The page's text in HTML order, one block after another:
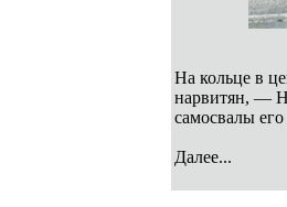
На кольце в
нарвитян, —
самосвалы
Далее...